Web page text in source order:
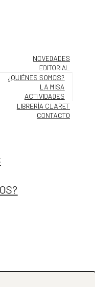
NOVEDADES
EDITORIAL
¿QUIÉNES SOMOS?
LA MISA
ACTIVIDADES
LIBRERÍA CLARET
CONTACTO